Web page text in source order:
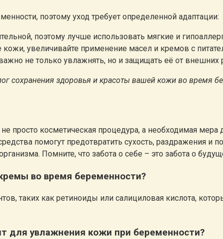
поэтому уход требует определенной адаптации:
поэтому лучше использовать мягкие и
кожи, увеличивайте применение масел и кремов с
не только увлажнять, но и защищать её от внешних
сохранения здоровья и красоты вашей кожи во время
просто косметическая процедура, а необходимая
помогут предотвратить сухость, раздражения и
Помните, что забота о себе – это забота о
во время беременности?
таких как ретиноиды или салициловая кислота,
для увлажнения кожи при беременности?